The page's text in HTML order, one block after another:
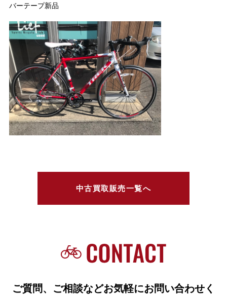
バーテープ新品
中古買取販売一覧へ
ご質問、ご相談などお気軽にお問い合わせく